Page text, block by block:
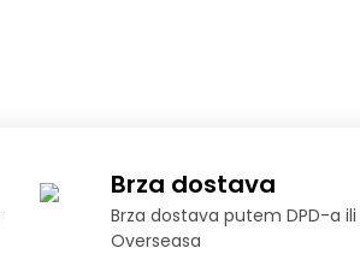
Brza dostava
Brza dostava putem DPD-a ili
Overseasa